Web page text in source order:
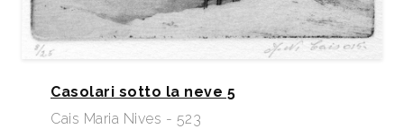
Casolari sotto la neve 5
Cais Maria Nives - 523